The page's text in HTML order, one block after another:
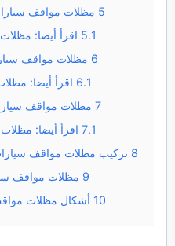
5 مظلات مواقف
5.1 اقرأ أيضا:
6 مظلات مواقف
6.1 اقرأ أيضا:
7 مظلات مواقف
7.1 اقرأ أيضا:
8 تركيب مظلات مواقف
9 مظلات مواقف
10 أشكال مظلات